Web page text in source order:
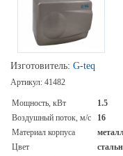
Изготовитель: G-teq
Артикул: 41482
Мощность, кВт
1.5
Воздушный поток, м/с
16
Материал корпуса
Цвет